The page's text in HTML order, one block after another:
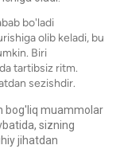
bo'ladi
olib keladi, bu
Biri
tartibsiz ritm.
sezishdir.
bog'liq muammolar
sizning
jihatdan